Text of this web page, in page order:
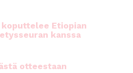
Etiopian
kanssa
otteestaan